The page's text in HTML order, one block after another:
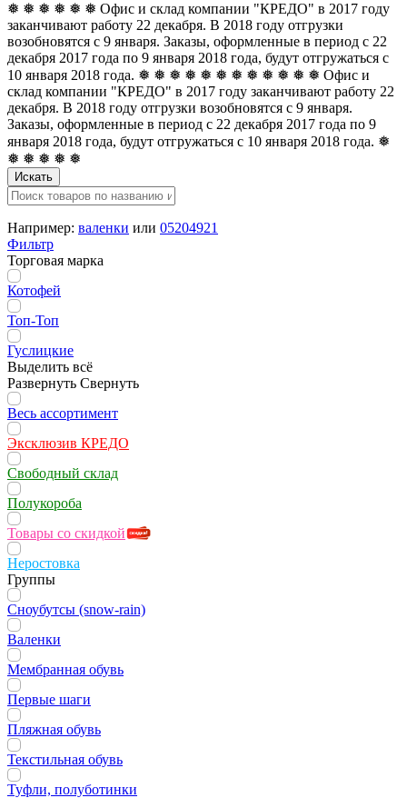
❅ ❅ ❅ ❅ ❅ ❅ Офис и склад компании "КРЕДО" в 2017 году
заканчивают работу 22 декабря. В 2018 году отгрузки
возобновятся с 9 января. Заказы, оформленные в период с 22
декабря 2017 года по 9 января 2018 года, будут отгружаться с
10 января 2018 года. ❅ ❅ ❅ ❅ ❅ ❅ ❅ ❅ ❅ ❅ ❅ ❅ Офис и
склад компании "КРЕДО" в 2017 году заканчивают работу 22
декабря. В 2018 году отгрузки возобновятся с 9 января.
Заказы, оформленные в период с 22 декабря 2017 года по 9
января 2018 года, будут отгружаться с 10 января 2018 года. ❅
❅ ❅ ❅ ❅ ❅
Искать
Например: валенки или 05204921
Фильтр
Торговая марка
Котофей
Топ-Топ
Гуслицкие
Выделить всё
Развернуть Свернуть
Весь ассортимент
Эксклюзив КРЕДО
Свободный склад
Полукороба
Товары со скидкой
Неростовка
Группы
Сноубутсы (snow-rain)
Валенки
Мембранная обувь
Первые шаги
Пляжная обувь
Текстильная обувь
Туфли, полуботинки